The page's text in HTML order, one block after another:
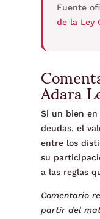
Fuente
de la Ley
Adara
Si un bien en
deudas, el
entre los
su
a las reglas
Comentario
partir del